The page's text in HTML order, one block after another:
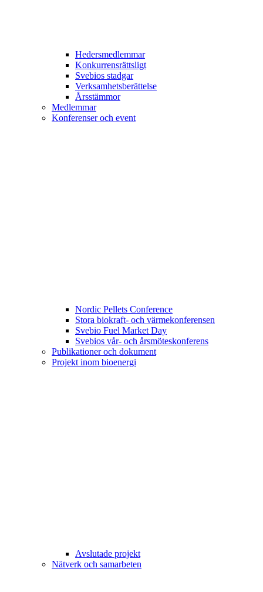
Hedersmedlemmar
Konkurrensrättsligt
Svebios stadgar
Verksamhetsberättelse
Årsstämmor
Medlemmar
Konferenser och event
Nordic Pellets Conference
Stora biokraft- och värmekonferensen
Svebio Fuel Market Day
Svebios vår- och årsmöteskonferens
Publikationer och dokument
Projekt inom bioenergi
Avslutade projekt
Nätverk och samarbeten